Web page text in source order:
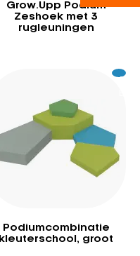
Grow.Upp Podium
Zeshoek met 3
rugleuningen
Podiumcombinatie
kleuterschool, groot
Excl.